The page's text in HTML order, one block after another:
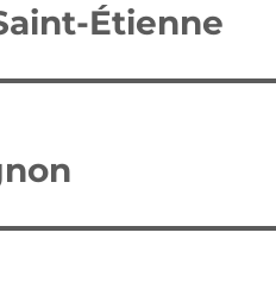
Étienne